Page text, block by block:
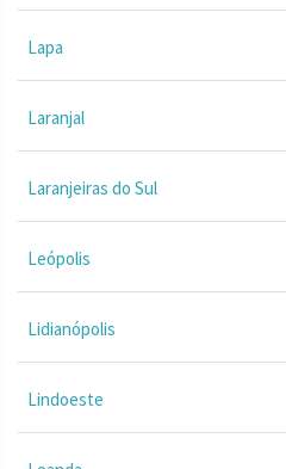
Lapa
Laranjal
Laranjeiras do Sul
Leópolis
Lidianópolis
Lindoeste